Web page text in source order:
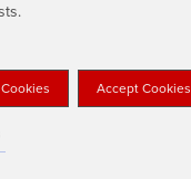
Accept Cookies